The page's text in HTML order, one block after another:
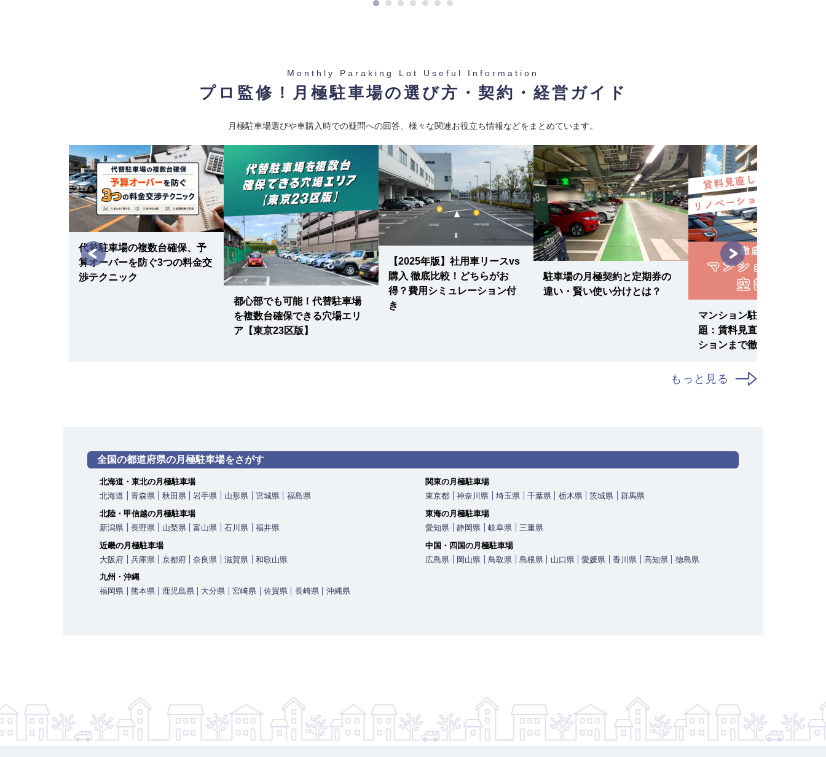
Monthly Paraking Lot Useful Information
プロ監修！月極駐車場の選び方・契約・経営ガイド
月極駐車場選びや車購入時での疑問への回答、様々な関連お役立ち情報などをまとめています。
代替駐車場の複数台確保、予
算オーバーを防ぐ3つの料金交
渉テクニック
都心部でも可能！代替駐車場
を複数台確保できる穴場エリ
ア【東京23区版】
【2025年版】社用車リースvs
購入 徹底比較！どちらがお
得？費用シミュレーション付
き
駐車場の月極契約と定期券の
違い・賢い使い分けとは？
マンション駐車場の空き問
題：賃料見直しからリノベー
ションまで徹底解説
もっと見る
全国の都道府県の月極駐車場をさがす
北海道・東北の月極駐車場
北海道
青森県 秋田県 岩手県 山形県 宮城県 福島県
関東の月極駐車場
東京都
神奈川県 埼玉県 千葉県 栃木県 茨城県
群馬県
北陸・甲信越の月極駐車場
新潟県
長野県 山梨県 富山県 石川県 福井県
東海の月極駐車場
愛知県
静岡県 岐阜県
三重県
近畿の月極駐車場
大阪府
兵庫県 京都府 奈良県 滋賀県 和歌山県
中国・四国の月極駐車場
広島県
岡山県 鳥取県 島根県 山口県 愛媛県 香川県 高知県
徳島県
九州・沖縄
福岡県
熊本県 鹿児島県 大分県 宮崎県 佐賀県 長崎県 沖縄県